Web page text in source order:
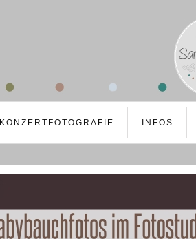
KONZERTFOTOGRAFIE INFOS